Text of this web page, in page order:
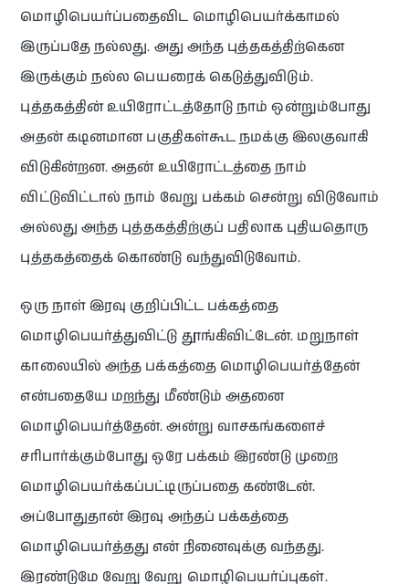
மொழிபெயர்ப்பதைவிட மொழிபெயர்க்காமல்
இருப்பதே நல்லது. அது அந்த புத்தகத்திற்கென
இருக்கும் நல்ல பெயரைக் கெடுத்துவிடும்.
புத்தகத்தின் உயிரோட்டத்தோடு நாம் ஒன்றும்போது
அதன் கடினமான பகுதிகள்கூட நமக்கு இலகுவாகி
விடுகின்றன. அதன் உயிரோட்டத்தை நாம்
விட்டுவிட்டால் நாம் வேறு பக்கம் சென்று விடுவோம்
அல்லது அந்த புத்தகத்திற்குப் பதிலாக புதியதொரு
புத்தகத்தைக் கொண்டு வந்துவிடுவோம்.
ஒரு நாள் இரவு குறிப்பிட்ட பக்கத்தை
மொழிபெயர்த்துவிட்டு தூங்கிவிட்டேன். மறுநாள்
காலையில் அந்த பக்கத்தை மொழிபெயர்த்தேன்
என்பதையே மறந்து மீண்டும் அதனை
மொழிபெயர்த்தேன். அன்று வாசகங்களைச்
சரிபார்க்கும்போது ஒரே பக்கம் இரண்டு முறை
மொழிபெயர்க்கப்பட்டிருப்பதை கண்டேன்.
அப்போதுதான் இரவு அந்தப் பக்கத்தை
மொழிபெயர்த்தது என் நினைவுக்கு வந்தது.
இரண்டுமே வேறு வேறு மொழிபெயர்ப்புகள்.